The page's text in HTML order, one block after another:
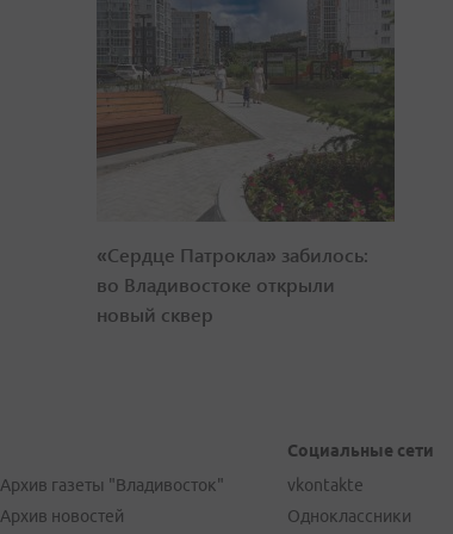
«Сердце Патрокла» забилось:
во Владивостоке открыли
новый сквер
Архив газеты "Владивосток"
Архив новостей
Социальные сети
vkontakte
Одноклассники